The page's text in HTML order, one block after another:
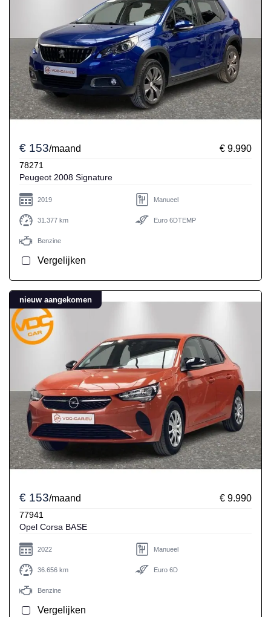
€ 153/maand € 9.990
78271
Peugeot 2008 Signature
2019 Manueel
31.377 km Euro 6DTEMP
Benzine
Vergelijken
nieuw aangekomen
€ 153/maand € 9.990
77941
Opel Corsa BASE
2022 Manueel
36.656 km Euro 6D
Benzine
Vergelijken